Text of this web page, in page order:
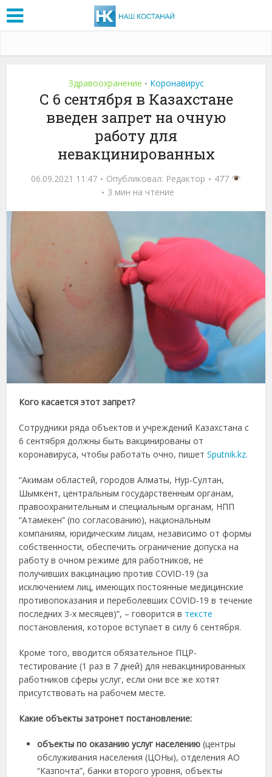
Здравоохранение • Коронавирус
С 6 сентября в Казахстане
введен запрет на очную
работу для
невакцинированных
06.09.2021 11:47 Опубликовал: Редактор
477
3 мин на чтение
Кого касается этот запрет?
Сотрудники ряда объектов и учреждений Казахстана с
6 сентября должны быть вакцинированы от
коронавируса, чтобы работать очно, пишетSputnik.kz.
“Акимам областей, городов Алматы, Нур-Султан,
Шымкент, центральным государственным органам,
правоохранительным и специальным органам, НПП
“Атамекен” (по согласованию), национальным
компаниям, юридическим лицам, независимо от формы
собственности, обеспечить ограничение допуска на
работу в очном режиме для работников, не
получивших вакцинацию против COVID-19 (за
исключением лиц, имеющих постоянные медицинские
противопоказания и переболевших COVID-19 в течение
последних 3-х месяцев)”, – говорится в тексте
постановления, которое вступает в силу 6 сентября.
Кроме того, вводится обязательное ПЦР-
тестирование (1 раз в 7 дней) для невакцинированных
работников сферы услуг, если они все же хотят
присутствовать на рабочем месте.
Какие объекты затронет постановление:
объекты по оказанию услуг населению (центры
обслуживания населения (ЦОНы), отделения АО
“Казпочта”, банки второго уровня, объекты